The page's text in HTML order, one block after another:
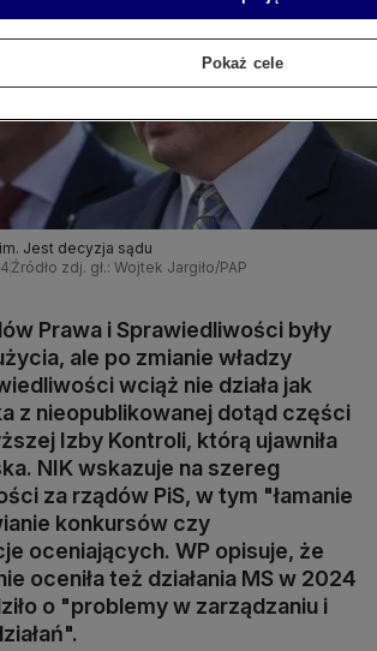
Jest decyzja sądu
Źródło zdj. gł.: Wojtek Jargiło/PAP
Prawa i Sprawiedliwości były
ale po zmianie władzy
wciąż nie działa jak
z nieopublikowanej dotąd części
Izby Kontroli, którą ujawniła
NIK wskazuje na szereg
za rządów PiS, w tym "łamanie
konkursów czy
oceniających. WP opisuje, że
oceniła też działania MS w 2024
o "problemy w zarządzaniu i
Pokaż cele